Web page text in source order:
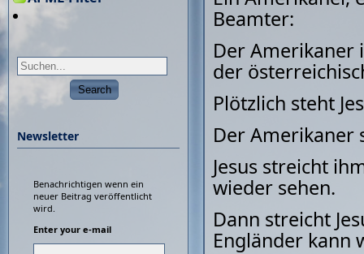
Beamter:
Der Amerikaner
der
Plötzlich steht
Der Amerikaner
Jesus streicht
wieder sehen.
Dann streicht
Engländer kann
Newsletter
Benachrichtigen wenn ein
neuer Beitrag veröffentlicht
wird.
Enter your e-mail